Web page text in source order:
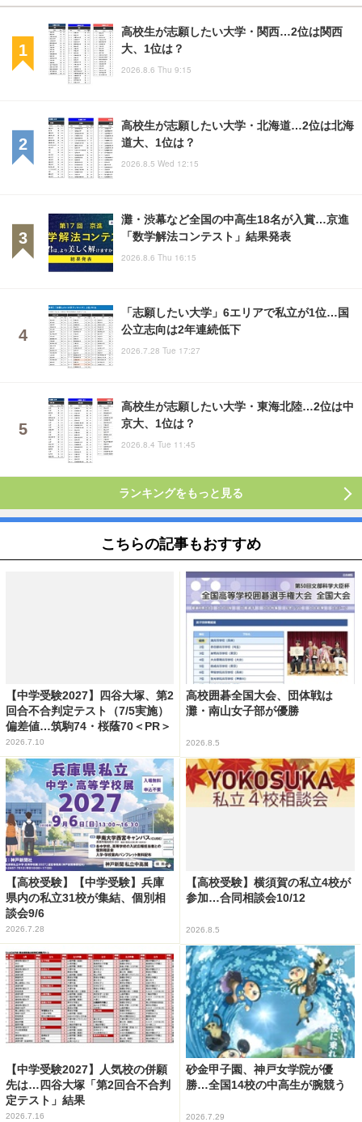
高校生が志願したい大学・関西…2位は関西
大、1位は？
2026.8.6 Thu 9:15
高校生が志願したい大学・北海道…2位は北海
道大、1位は？
2026.8.5 Wed 12:15
灘・渋幕など全国の中高生18名が入賞…京進
「数学解法コンテスト」結果発表
2026.8.6 Thu 16:15
「志願したい大学」6エリアで私立が1位…国
公立志向は2年連続低下
2026.7.28 Tue 17:27
高校生が志願したい大学・東海北陸…2位は中
京大、1位は？
2026.8.4 Tue 11:45
ランキングをもっと見る
こちらの記事もおすすめ
【中学受験2027】四谷大塚、第2
回合不合判定テスト（7/5実施）
偏差値…筑駒74・桜蔭70＜PR＞
2026.7.10
高校囲碁全国大会、団体戦は
灘・南山女子部が優勝
2026.8.5
【高校受験】【中学受験】兵庫
県内の私立31校が集結、個別相
談会9/6
2026.7.28
【高校受験】横須賀の私立4校が
参加…合同相談会10/12
2026.8.5
【中学受験2027】人気校の併願
先は…四谷大塚「第2回合不合判
定テスト」結果
2026.7.16
砂金甲子園、神戸女学院が優
勝…全国14校の中高生が腕競う
2026.7.29